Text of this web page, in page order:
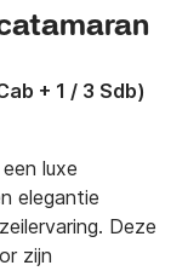
+ 1 / 3 Sdb)
luxe
elegantie
Deze
zijn